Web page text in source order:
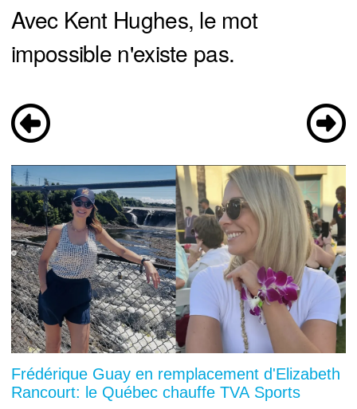
Avec Kent Hughes, le mot
impossible n'existe pas.
Frédérique Guay en remplacement d'Elizabeth
Rancourt: le Québec chauffe TVA Sports